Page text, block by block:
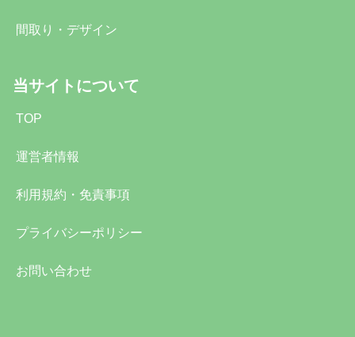
間取り・デザイン
当サイトについて
TOP
運営者情報
利用規約・免責事項
プライバシーポリシー
お問い合わせ